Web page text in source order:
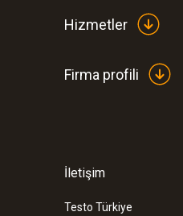
Hizmetler
Firma profili
İletişim
Testo Türkiye